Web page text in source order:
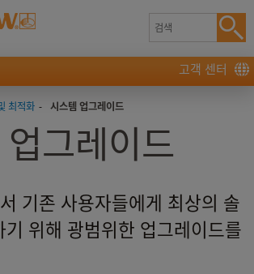
고객 센터
최적화 - 시스템 업그레이드
그레이드
기존 사용자들에게 최상의 솔
위해 광범위한 업그레이드를